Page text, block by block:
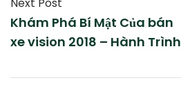
Next Post
Khám Phá Bí Mật Của bán
xe vision 2018 – Hành Trình